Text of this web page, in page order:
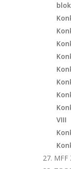
VIII
27. MFF